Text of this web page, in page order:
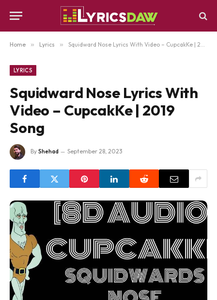
Home » Lyrics » Squidward Nose Lyrics With Video – CupcakKe | 2019 Song
LYRICS
Squidward Nose Lyrics With
Video – CupcakKe | 2019
Song
By Shehad September 28, 2023